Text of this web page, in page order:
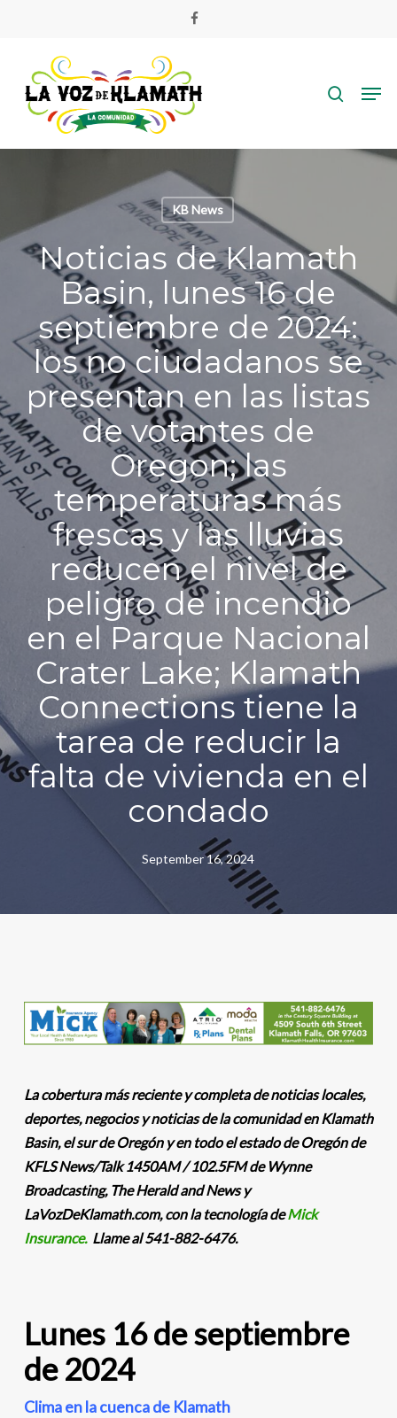
content
facebook
KB News
Noticias de Klamath
Basin, lunes 16 de
septiembre de 2024:
los no ciudadanos se
presentan en las listas
de votantes de
Oregon; las
temperaturas más
frescas y las lluvias
reducen el nivel de
peligro de incendio
en el Parque Nacional
Crater Lake; Klamath
Connections tiene la
tarea de reducir la
falta de vivienda en el
condado
September 16, 2024
La cobertura más reciente y completa de noticias locales,
deportes, negocios y noticias de la comunidad en Klamath
Basin, el sur de Oregón y en todo el estado de Oregón de
KFLS News/Talk 1450AM / 102.5FM de Wynne
Broadcasting, The Herald and News y
LaVozDeKlamath.com, con la tecnología deMick
Insurance.Llame al 541-882-6476.
Lunes 16 de septiembre
de 2024
Clima en la cuenca de Klamath